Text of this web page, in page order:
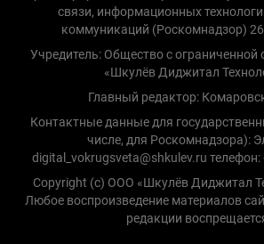
связи, информационных
коммуникаций (Роскомнадзор)
Учредитель: Общество с ограниченной
«Шкулёв Диджитал
Главный редактор:
Контактные данные для
числе, для Роскомнадзора):
digital_vokrugsveta@shkulev.ru
Copyright (с) ООО «Шкулёв Диджитал
Любое воспроизведение материалов
редакции